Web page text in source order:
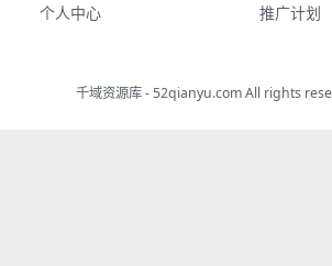
个人中心
推广计划
千域资源库 - 52qianyu.com All rights